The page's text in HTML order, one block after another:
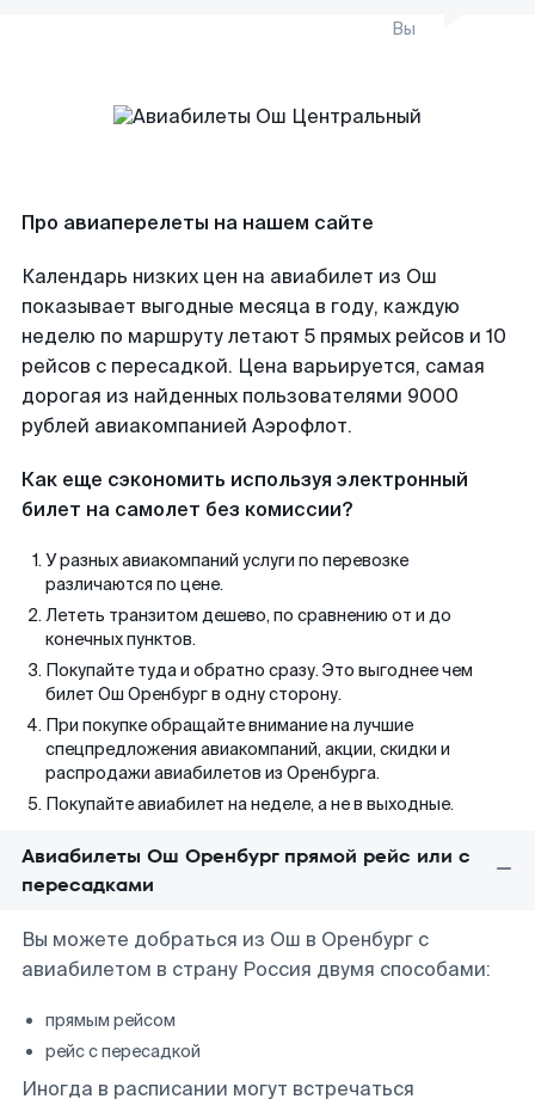
Вы
Про авиаперелеты на нашем сайте
Календарь низких цен на авиабилет из Ош
показывает выгодные месяца в году, каждую
неделю по маршруту летают 5 прямых рейсов и 10
рейсов с пересадкой. Цена варьируется, самая
дорогая из найденных пользователями 9000
рублей авиакомпанией Аэрофлот.
Как еще сэкономить используя электронный
билет на самолет без комиссии?
У разных авиакомпаний услуги по перевозке
различаются по цене.
Лететь транзитом дешево, по сравнению от и до
конечных пунктов.
Покупайте туда и обратно сразу. Это выгоднее чем
билет Ош Оренбург в одну сторону.
При покупке обращайте внимание на лучшие
спецпредложения авиакомпаний, акции, скидки и
распродажи авиабилетов из Оренбурга.
Покупайте авиабилет на неделе, а не в выходные.
Авиабилеты Ош Оренбург прямой рейс или с
пересадками
Вы можете добраться из Ош в Оренбург с
авиабилетом в страну Россия двумя способами:
прямым рейсом
рейс с пересадкой
Иногда в расписании могут встречаться